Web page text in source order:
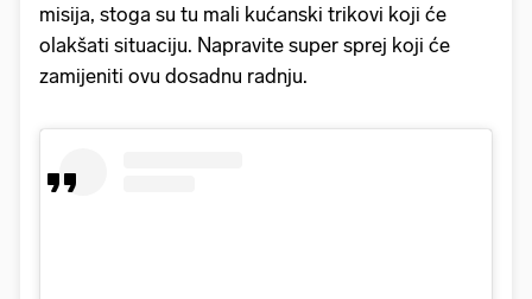
misija, stoga su tu mali kućanski trikovi koji će
olakšati situaciju. Napravite super sprej koji će
zamijeniti ovu dosadnu radnju.